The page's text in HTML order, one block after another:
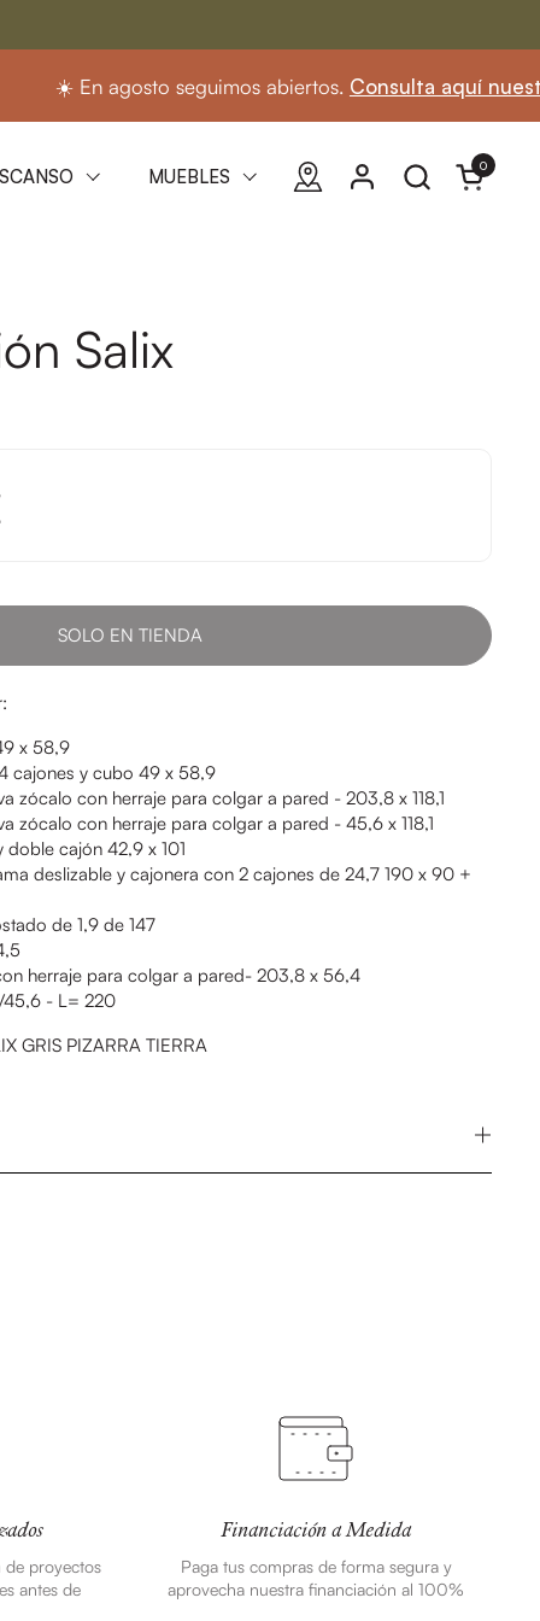
☀️ En agosto seguimos abiertos.Consulta aquí nuestro
Abrir
0
MUEBLES
Salix
SOLO EN TIENDA
x 58,9
cajones y cubo 49 x 58,9
zócalo con herraje para colgar a pared - 203,8 x 118,1
zócalo con herraje para colgar a pared - 45,6 x 118,1
cajón 42,9 x 101
deslizable y cajonera con 2 cajones de 24,7 190 x 90 +
de 1,9 de 147
herraje para colgar a pared- 203,8 x 56,4
45,6 - L= 220
GRIS PIZARRA TIERRA
de proyectos
antes de
Financiación a Medida
Paga tus compras de forma segura y
aprovecha nuestra financiación al 100%